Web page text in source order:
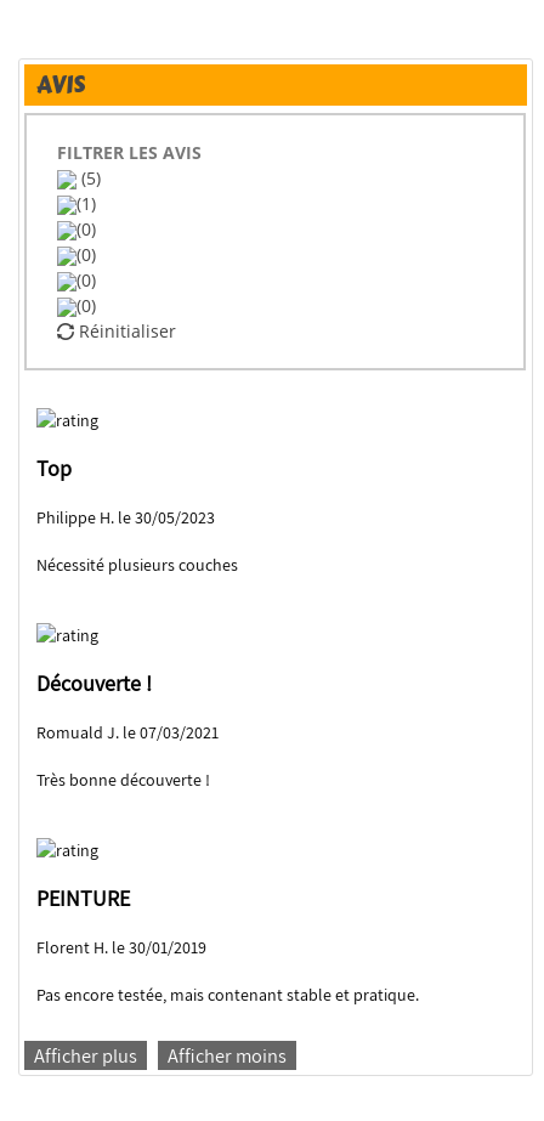
AVIS
FILTRER LES AVIS
(5)
(1)
(0)
(0)
(0)
(0)
Réinitialiser
Top
Philippe H. le 30/05/2023
Nécessité plusieurs couches
Découverte !
Romuald J. le 07/03/2021
Très bonne découverte !
PEINTURE
Florent H. le 30/01/2019
Pas encore testée, mais contenant stable et pratique.
Afficher plus Afficher moins